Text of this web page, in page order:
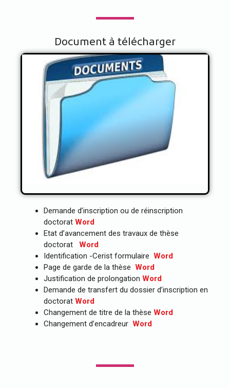
Document à télécharger
Document à télécharger
Demande d’inscription ou de réinscription
doctorat Word
Etat d’avancement des travaux de thèse
doctorat Word
Identification -Cerist formulaire Word
Page de garde de la thèse Word
Justification de prolongation Word
Demande de transfert du dossier d’inscription en
doctorat Word
Changement de titre de la thèse Word
Changement d’encadreur Word